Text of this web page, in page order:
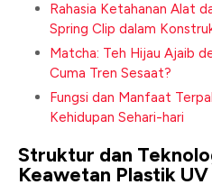
Rahasia Ketahanan Alat
Spring Clip dalam
Matcha: Teh Hijau Ajaib
Cuma Tren Sesaat?
Fungsi dan Manfaat
Kehidupan Sehari-hari
Struktur dan
Keawetan Plastik